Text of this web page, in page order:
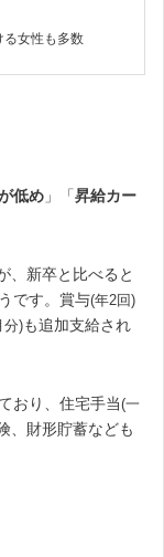
る女性も多数
低め 」「昇給カー
、新卒と比べると
です。賞与(年2回)
分)も追加支給され
おり、住宅手当(一
、財形貯蓄なども